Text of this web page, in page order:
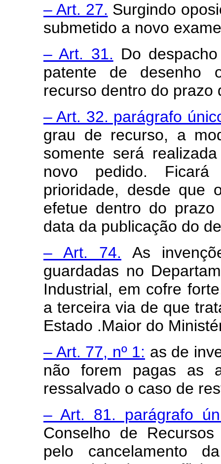
– Art. 27. Surgindo
submetido a novo
– Art. 31. Do
patente de desenho
recurso dentro do prazo
– Art. 32. parágrafo
grau de recurso, a
somente será
novo pedido.
prioridade, desde que
efetue dentro do
data da publicação do
– Art. 74. As
guardadas no
Industrial, em cofre
a terceira via de que
Estado .Maior do
– Art. 77, nº 1: as de
não forem pagas as
ressalvado o caso de
– Art. 81. parágrafo
Conselho de
pelo cancelamento